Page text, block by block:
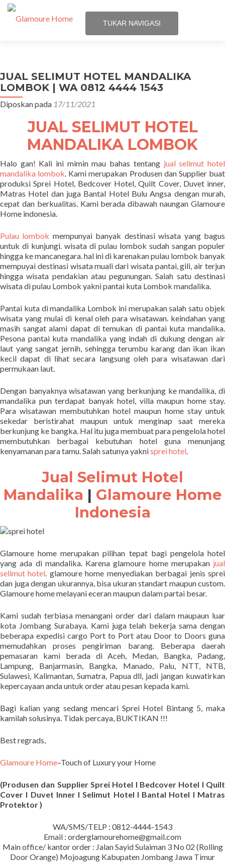
TUKAR NAVIGASI
Tentang Kami
Cara Pemesanan Sprei Hotel Glamoure Home
Harga
JUAL SELIMUT HOTEL MANDALIKA
LOMBOK | WA 0812 4444 1543
Diposkan pada 17/11/2021
JUAL SELIMUT HOTEL
MANDALIKA LOMBOK
Halo gan! Kali ini mimin mau bahas tentang jual selimut hotel
mandalika lombok. Kami merupakan Produsen dan Supplier buat
produksi Sprei Hotel, Bedcover Hotel, Quilt Cover, Duvet inner,
Matras Hotel dan juga Bantal Hotel Bulu Angsa dengan murah,
cepat dan berkualitas. Kami berada dibawah naungan Glamoure
Home indonesia.
Pulau lombok mempunyai banyak destinasi wisata yang bagus
untuk di kunjungi. wisata di pulau lombok sudah sangan populer
hingga ke mancanegara. hal ini di karenakan pulau lombok banyak
mempuyai destinasi wisata muali dari wisata pantai, gili, air terjun
hingga wisata pendakian atau pegunungan. Salah satu destinasi
wisata di pulau Lombok yakni pantai kuta Lombok mandalika.
Pantai kuta di mandalika Lombok ini merupakan salah satu objek
wisata yang mulai di kenal oleh para wisatawan. keindahan yang
masih sangat alami dapat di temukan di pantai kuta mandalika.
Pesona pantai kuta mandalika yang indah di dukung dengan air
laut yang sangat jernih, sehingga terumbu karang dan ikan ikan
kecil dapat di lihat secara langsung oleh para wisatawan dari
permukaan laut.
Dengan banyaknya wisatawan yang berkunjung ke mandalika, di
mandalika pun terdapat banyak hotel, villa maupun home stay.
Para wisatawan membutuhkan hotel maupun home stay untuk
sekedar beristirahat maupun untuk menginap saat mereka
berkunjung ke bangka. Hal itu juga membuat para pengelola hotel
membutuhkan berbagai kebutuhan hotel guna menunjang
kenyamanan para tamu. Salah satunya yaknisprei hotel.
Jual Selimut Hotel
Mandalika | Glamoure Home
Indonesia
Glamoure home merupakan pilihan tepat bagi pengelola hotel
yang ada di mandalika. Karena glamoure home merupakan jual
selimut hotel. glamoure home menyediakan berbagai jenis sprei
dan juga dengan ukurannya, bisa ukuran standart maupun custom.
Glamoure home melayani eceran maupun dalam partai besar.
Kami sudah terbiasa menangani order dari dalam maupaun luar
kota Jombang Surabaya. Kami juga telah bekerja sama dengan
beberapa expedisi cargo Port to Port atau Door to Doors guna
memudahkan proses pengiriman barang. Beberapa daerah
pemasaran kami berada di Aceh, Medan, Bangka, Padang,
Lampung, Banjarmasin, Bangka, Manado, Palu, NTT, NTB,
Sulawesi, Kalimantan, Sumatra, Papua dll, jadi jangan kuwatirkan
kepercayaan anda untuk order atau pesan kepada kami.
Bagi kalian yang sedang mencari Sprei Hotel Bintang 5, maka
kamilah solusinya. Tidak percaya, BUKTIKAN !!!
Best regrads,
Glamoure Home–Touch of Luxury your Home
(Produsen dan Supplier Sprei Hotel I Bedcover Hotel I Quilt
Cover I Duvet Inner I Selimut Hotel I Bantal Hotel I Matras
Protektor )
WA/SMS/TELP : 0812-4444-1543
Email : orderglamourehome@gmail.com
Main office/ kantor order : Jalan Sayid Sulaiman 3 No 02 (Rolling
Door Orange) Mojoagung Kabupaten Jombang Jawa Timur